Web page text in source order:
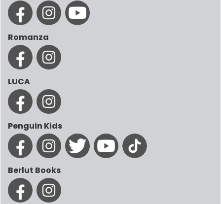
Romanza
LUCA
Penguin Kids
Berlut Books